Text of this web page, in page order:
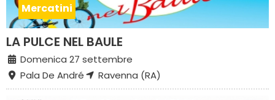
Mercatini
LA PULCE NEL BAULE
Domenica 27 settembre
Pala De André
Ravenna (RA)